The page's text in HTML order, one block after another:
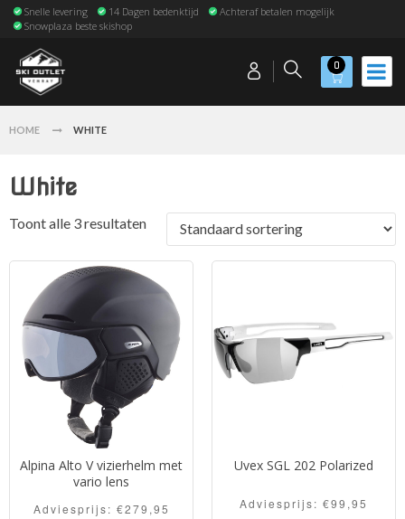
Snelle levering 14 Dagen bedenktijd
Achteraf betalen mogelijk
Snowplaza beste skishop
0
HOME WHITE
White
Toont alle 3 resultaten
Alpina Alto V vizierhelm met
vario lens
Adviesprijs: €279,95
Uvex SGL 202 Polarized
Adviesprijs: €99,95